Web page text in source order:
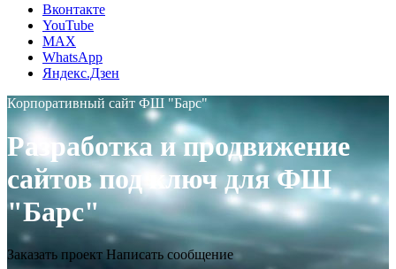
Вконтакте
YouTube
MAX
WhatsApp
Яндекс.Дзен
Корпоративный сайт ФШ "Барс"
Разработка и продвижение
сайтов под ключ для ФШ
"Барс"
Заказать проект Написать сообщение